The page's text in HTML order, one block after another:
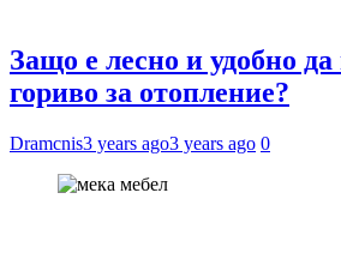
Защо е лесно и удобно да
гориво за отопление?
Dramcnis3 years ago3 years ago 0